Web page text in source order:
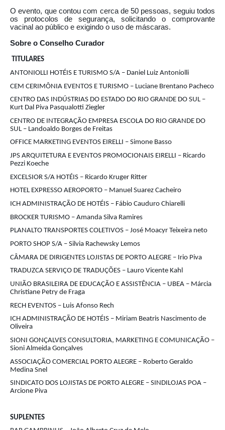
O evento, que contou com cerca de 50 pessoas, seguiu todos
os protocolos de segurança, solicitando o comprovante
vacinal ao público e exigindo o uso de máscaras.
Sobre o Conselho Curador
TITULARES
ANTONIOLLI HOTÉIS E TURISMO S/A – Daniel Luiz Antoniolli
CEM CERIMÔNIA EVENTOS E TURISMO – Luciane Brentano Pacheco
CENTRO DAS INDÚSTRIAS DO ESTADO DO RIO GRANDE DO SUL –
Kurt Dal Piva Pasqualotti Ziegler
CENTRO DE INTEGRAÇÃO EMPRESA ESCOLA DO RIO GRANDE DO
SUL – Landoaldo Borges de Freitas
OFFICE MARKETING EVENTOS EIRELLI – Simone Basso
JPS ARQUITETURA E EVENTOS PROMOCIONAIS EIRELLI – Ricardo
Pezzi Koeche
EXCELSIOR S/A HOTÉIS – Ricardo Kruger Ritter
HOTEL EXPRESSO AEROPORTO – Manuel Suarez Cacheiro
ICH ADMINISTRAÇÃO DE HOTÉIS – Fábio Cauduro Chiarelli
BROCKER TURISMO – Amanda Silva Ramires
PLANALTO TRANSPORTES COLETIVOS – José Moacyr Teixeira neto
PORTO SHOP S/A – Silvia Rachewsky Lemos
CÂMARA DE DIRIGENTES LOJISTAS DE PORTO ALEGRE – Irio Piva
TRADUZCA SERVIÇO DE TRADUÇÕES – Lauro Vicente Kahl
UNIÃO BRASILEIRA DE EDUCAÇÃO E ASSISTÊNCIA – UBEA – Márcia
Christiane Petry de Fraga
RECH EVENTOS – Luis Afonso Rech
ICH ADMINISTRAÇÃO DE HOTÉIS – Miriam Beatris Nascimento de
Oliveira
SIONI GONÇALVES CONSULTORIA, MARKETING E COMUNICAÇÃO –
Sioni Almeida Gonçalves
ASSOCIAÇÃO COMERCIAL PORTO ALEGRE – Roberto Geraldo
Medina Snel
SINDICATO DOS LOJISTAS DE PORTO ALEGRE – SINDILOJAS POA –
Arcione Piva
SUPLENTES